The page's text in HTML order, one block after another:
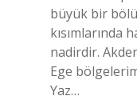
büyük bir
kısımlarında
nadirdir.
Ege
Yaz…